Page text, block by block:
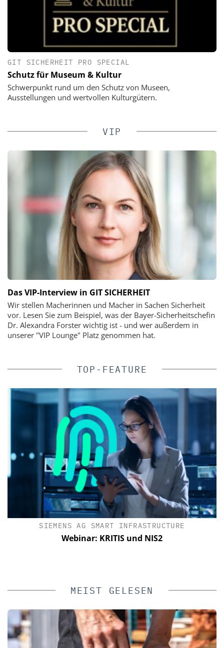
GIT SICHERHEIT PRO SPECIAL
Schutz für Museum & Kultur
Schwerpunkt rund um den Schutz von Museen,
Ausstellungen und wertvollen Kulturgütern.
VIP
Das VIP-Interview in GIT SICHERHEIT
Wir stellen Macherinnen und Macher in Sachen Sicherheit
vor. Lesen Sie zum Beispiel, was der Bayer-Sicherheitschefin
Dr. Alexandra Forster wichtig ist - und wer außerdem in
unserer "VIP Lounge" Platz genommen hat.
TOP-FEATURE
SIEMENS AG SMART INFRASTRUCTURE
Webinar: KRITIS und NIS2
MEIST GELESEN